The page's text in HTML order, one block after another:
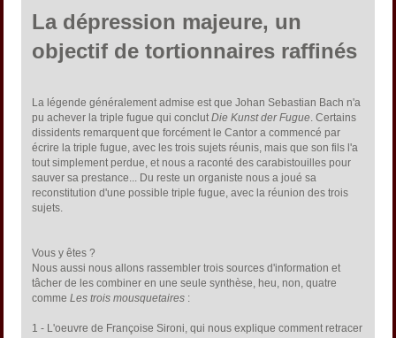
La dépression majeure, un
objectif de tortionnaires raffinés
La légende généralement admise est que Johan Sebastian Bach n'a
pu achever la triple fugue qui conclutDie Kunst der Fugue. Certains
dissidents remarquent que forcément le Cantor a commencé par
écrire la triple fugue, avec les trois sujets réunis, mais que son fils l'a
tout simplement perdue, et nous a raconté des carabistouilles pour
sauver sa prestance... Du reste un organiste nous a joué sa
reconstitution d'une possible triple fugue, avec la réunion des trois
sujets.
Vous y êtes ?
Nous aussi nous allons rassembler trois sources d'information et
tâcher de les combiner en une seule synthèse, heu, non, quatre
commeLes trois mousquetaires :
1 - L'oeuvre de Françoise Sironi, qui nous explique comment retracer